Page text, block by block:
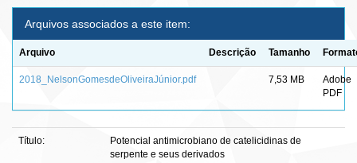
Arquivos associados a este item:
Arquivo Descrição Tamanho
2018_NelsonGomesdeOliveiraJúnior.pdf 7,53 MB
Adobe
PDF
Título:
Potencial antimicrobiano de catelicidinas de
serpente e seus derivados